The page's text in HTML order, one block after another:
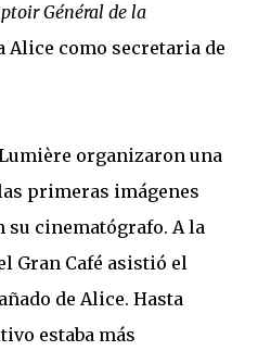
Général de la
Alice como secretaria de
organizaron una
primeras imágenes
su cinematógrafo. A la
Gran Café asistió el
de Alice. Hasta
estaba más